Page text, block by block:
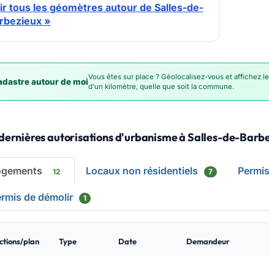
tous les géomètres autour de Salles-de-
»
autour de moiVous êtes sur place ? Géolocalisez-vous et affichez
d'un kilomètre, quelle que soit la commune.
autorisations d'urbanisme à Salles-de-
12 Locaux non résidentiels 7
de démolir 1
plan Type Date Demandeur